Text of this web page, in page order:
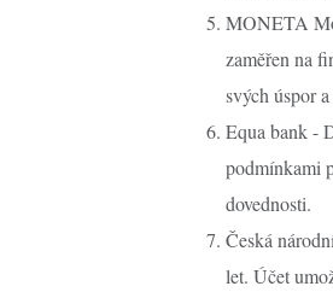
MONETA
zaměřen na
svých úspor
Equa bank -
podmínkami
dovednosti.
Česká
let. Účet